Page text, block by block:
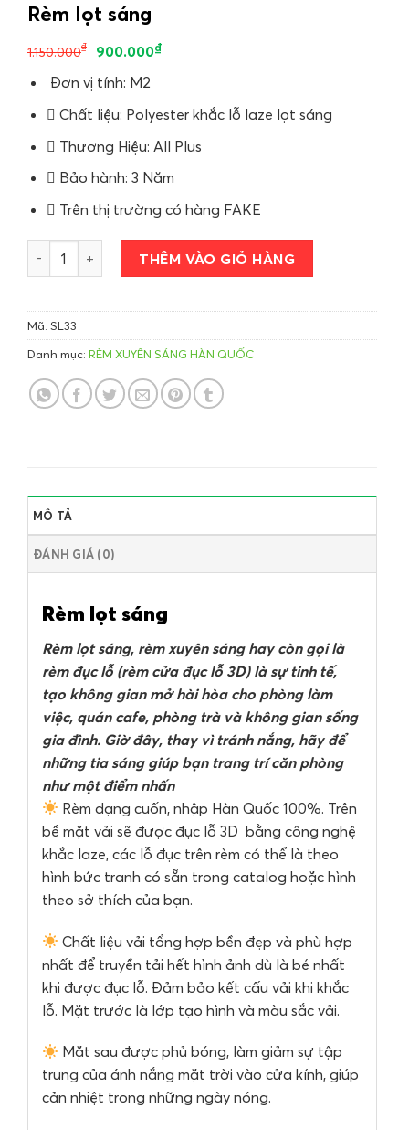
Rèm lọt sáng
1.150.000₫ 900.000₫
Đơn vị tính: M2
Chất liệu: Polyester khắc lỗ laze lọt sáng
Thương Hiệu: All Plus
Bảo hành: 3 Năm
Trên thị trường có hàng FAKE
Rèm lọt sáng số lượngTHÊM VÀO GIỎ HÀNG
Mã: SL33
Danh mục: RÈM XUYÊN SÁNG HÀN QUỐC
MÔ TẢ
ĐÁNH GIÁ (0)
Rèm lọt sáng
Rèm lọt sáng, rèm xuyên sáng hay còn gọi là
rèm đục lỗ (rèm cửa đục lỗ 3D) là sự tinh tế,
tạo không gian mở hài hòa cho phòng làm
việc, quán cafe, phòng trà và không gian sống
gia đình. Giờ đây, thay vì tránh nắng, hãy để
những tia sáng giúp bạn trang trí căn phòng
như một điểm nhấn
Rèm dạng cuốn, nhập Hàn Quốc 100%. Trên
bề mặt vải sẽ được đục lỗ 3D bằng công nghệ
khắc laze, các lỗ đục trên rèm có thể là theo
hình bức tranh có sẵn trong catalog hoặc hình
theo sở thích của bạn.
Chất liệu vải tổng hợp bền đẹp và phù hợp
nhất để truyền tải hết hình ảnh dù là bé nhất
khi được đục lỗ. Đảm bảo kết cấu vải khi khắc
lỗ. Mặt trước là lớp tạo hình và màu sắc vải.
Mặt sau được phủ bóng, làm giảm sự tập
trung của ánh nắng mặt trời vào cửa kính, giúp
cản nhiệt trong những ngày nóng.